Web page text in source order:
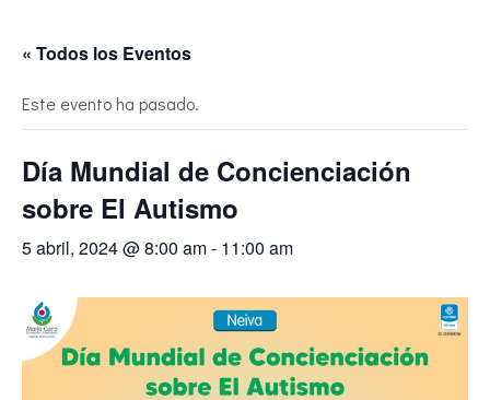
« Todos los Eventos
Este evento ha pasado.
Día Mundial de Concienciación
sobre El Autismo
5 abril, 2024 @ 8:00 am- 11:00 am